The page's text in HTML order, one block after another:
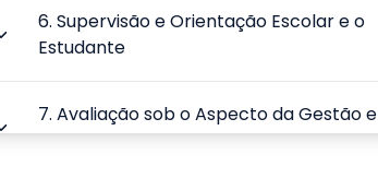
6.Supervisão e Orientação Escolar e o
Estudante
7.Avaliação sob o Aspecto da Gestão e
do PPP